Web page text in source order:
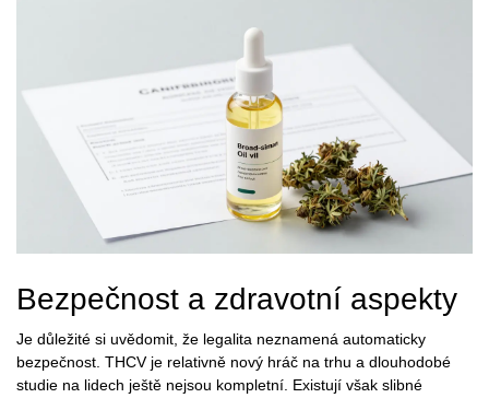
Bezpečnost a zdravotní aspekty
Je důležité si uvědomit, že legalita neznamená automaticky
bezpečnost. THCV je relativně nový hráč na trhu a dlouhodobé
studie na lidech ještě nejsou kompletní. Existují však slibné